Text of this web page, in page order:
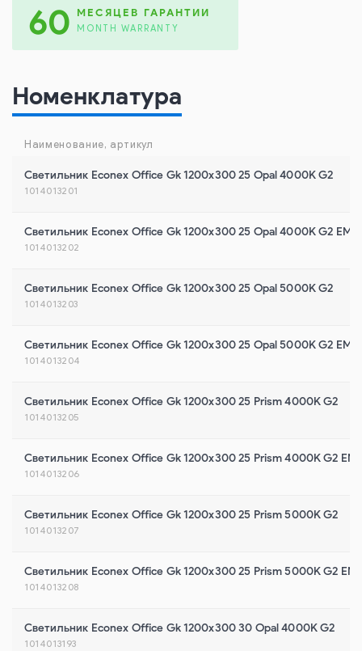
60 МЕСЯЦЕВ ГАРАНТИИ
MONTH WARRANTY
Номенклатура
Наименование, артикул
Светильник Econex Office Gk 1200x300 25 Opal 4000K G2
1014013201
Светильник Econex Office Gk 1200x300 25 Opal 4000K G2 EM
1014013202
Светильник Econex Office Gk 1200x300 25 Opal 5000K G2
1014013203
Светильник Econex Office Gk 1200x300 25 Opal 5000K G2 EM
1014013204
Светильник Econex Office Gk 1200x300 25 Prism 4000K G2
1014013205
Светильник Econex Office Gk 1200x300 25 Prism 4000K G2 EM
1014013206
Светильник Econex Office Gk 1200x300 25 Prism 5000K G2
1014013207
Светильник Econex Office Gk 1200x300 25 Prism 5000K G2 EM
1014013208
Светильник Econex Office Gk 1200x300 30 Opal 4000K G2
1014013193